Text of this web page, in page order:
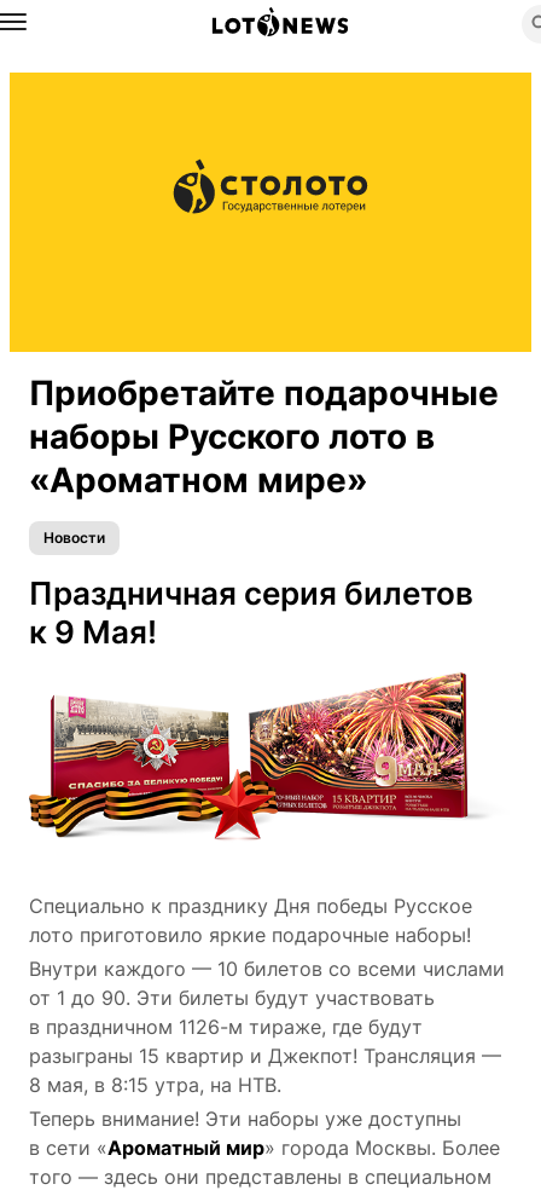
Назад
Приобретайте подарочные
наборы Русского лото в
«Ароматном мире»
Новости
Праздничная серия билетов
к 9 Мая!
Специально к празднику Дня победы Русское
лото приготовило яркие подарочные наборы!
Внутри каждого — 10 билетов со всеми числами
от 1 до 90. Эти билеты будут участвовать
в праздничном 1126-м тираже, где будут
разыграны 15 квартир и Джекпот! Трансляция —
8 мая, в 8:15 утра, на НТВ.
Теперь внимание! Эти наборы уже доступны
в сети «Ароматный мир» города Москвы. Более
того — здесь они представлены в специальном